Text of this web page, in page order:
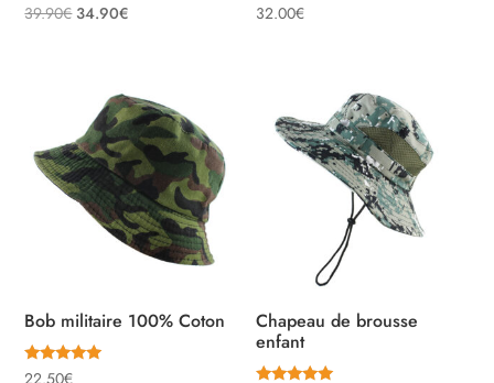
Note
5.00
39.90€ Le
était :
39.90€.
34.90€
est :
34.90€.
Note
5.00
32.00€
Bob militaire 100% Coton
Note
22.50€
Chapeau de brousse
enfant